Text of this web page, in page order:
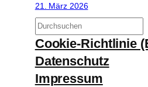
21. März 2026
S
u
c
h
Cookie-Richtlinie
Datenschutz
Impressum